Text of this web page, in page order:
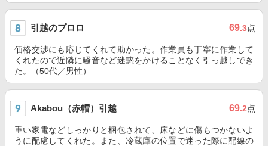
引越のプロロ 69.3点
価格交渉にも応じてくれて助かった。作業員も丁寧に作業して
くれたので近隣に騒音など迷惑をかけることなく引っ越しでき
た。（50代／男性）
Akabou（赤帽）引越 69.2点
重い家電などしっかりと梱包されて、床などに傷もつかないよ
うに配慮してくれた。また、冷蔵庫の位置で迷った際に配線の